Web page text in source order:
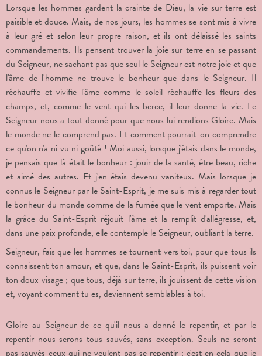
Lorsque les hommes gardent la crainte de Dieu, la vie sur terre est
paisible et douce. Mais, de nos jours, les hommes se sont mis à vivre
à leur gré et selon leur propre raison, et ils ont délaissé les saints
commandements. Ils pensent trouver la joie sur terre en se passant
du Seigneur, ne sachant pas que seul le Seigneur est notre joie et que
l'âme de l'homme ne trouve le bonheur que dans le Seigneur. Il
réchauffe et vivifie l'âme comme le soleil réchauffe les fleurs des
champs, et, comme le vent qui les berce, il leur donne la vie. Le
Seigneur nous a tout donné pour que nous lui rendions Gloire. Mais
le monde ne le comprend pas. Et comment pourrait-on comprendre
ce qu'on n'a ni vu ni goûté ! Moi aussi, lorsque j'étais dans le monde,
je pensais que là était le bonheur : jouir de la santé, être beau, riche
et aimé des autres. Et j'en étais devenu vaniteux. Mais lorsque je
connus le Seigneur par le Saint-Esprit, je me suis mis à regarder tout
le bonheur du monde comme de la fumée que le vent emporte. Mais
la grâce du Saint-Esprit réjouit l'âme et la remplit d'allégresse, et,
dans une paix profonde, elle contemple le Seigneur, oubliant la terre.
Seigneur, fais que les hommes se tournent vers toi, pour que tous ils
connaissent ton amour, et que, dans le Saint-Esprit, ils puissent voir
ton doux visage ; que tous, déjà sur terre, ils jouissent de cette vision
et, voyant comment tu es, deviennent semblables à toi.
Gloire au Seigneur de ce qu'il nous a donné le repentir, et par le
repentir nous serons tous sauvés, sans exception. Seuls ne seront